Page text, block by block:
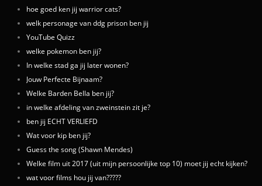
hoe goed ken jij warrior cats?
welk personage van ddg prison ben jij
YouTube Quizz
welke pokemon ben jij?
In welke stad ga jij later wonen?
Jouw Perfecte Bijnaam?
Welke Barden Bella ben jij?
in welke afdeling van zweinstein zit je?
ben jij ECHT VERLIEFD
Wat voor kip ben jij?
Guess the song (Shawn Mendes)
Welke film uit 2017 (uit mijn persoonlijke top 10) moet jij echt kijken?
wat voor films hou jij van?????